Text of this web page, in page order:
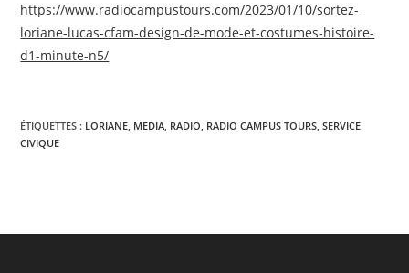
https://www.radiocampustours.com/2023/01/10/sortez-
loriane-lucas-cfam-design-de-mode-et-costumes-histoire-
d1-minute-n5/
ÉTIQUETTES : LORIANE, MEDIA, RADIO, RADIO CAMPUS TOURS, SERVICE
CIVIQUE